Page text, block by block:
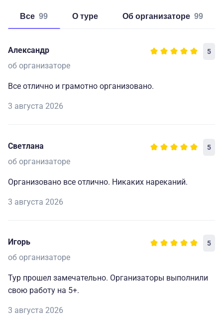
Все 99 о туре об организаторе 99
Александр 5
об организаторе
Все отлично и грамотно организовано.
3 августа 2026
Светлана 5
об организаторе
Организовано все отлично. Никаких нареканий.
3 августа 2026
Игорь 5
об организаторе
Тур прошел замечательно. Организаторы выполнили
свою работу на 5+.
3 августа 2026